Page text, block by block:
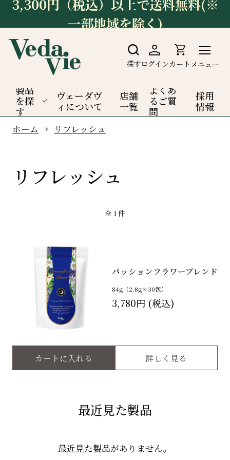
3,300円（税込）以上で送料無料(※
一部地域を除く)
探すログインカート メニュー
製品
を探
す
ヴェーダヴ
ィについて
店舗
一覧
よくあ
るご質
問
採用
情報
ホーム リフレッシュ
リフレッシュ
全 1件
パッションフラワーブレンド
84g（2.8g×30包）
3,780円
カートに入れる 詳しく見る
最近見た製品
最近見た製品がありません。